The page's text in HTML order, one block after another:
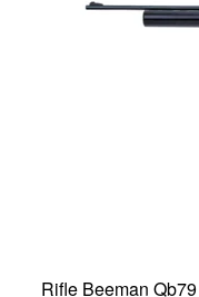
Rifle Beeman